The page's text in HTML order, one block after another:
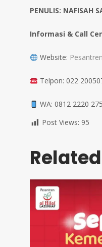
PENULIS: NAFISAH
Informasi & Call
Website:
Telpon: 022
WA: 0812 2220
Post Views: 95